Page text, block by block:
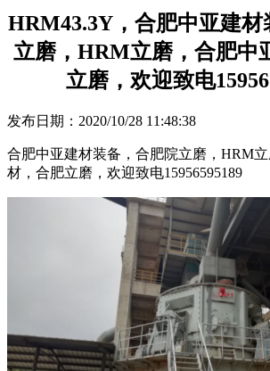
HRM43.3Y，合肥中亚建材
立磨，HRM立磨，合肥中
立磨，欢迎致电
发布日期：2020/10/28 11:48:38
合肥中亚建材装备，合肥院立磨，HRM
材，合肥立磨，欢迎致电15956595189